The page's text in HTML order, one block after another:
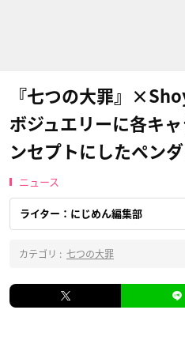
『七つの大罪』
ボジュエリーに各キ
ンセプトにしたペン
ニュース
ライター：にじめん編集部
カテゴリ : 七つの大罪